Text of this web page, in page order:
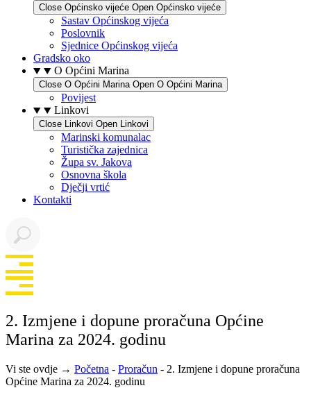
Close Općinsko vijeće Open Općinsko vijeće
Sastav Općinskog vijeća
Poslovnik
Sjednice Općinskog vijeća
Gradsko oko
O Općini Marina
Close O Općini Marina Open O Općini Marina
Povijest
Linkovi
Close Linkovi Open Linkovi
Marinski komunalac
Turistička zajednica
Župa sv. Jakova
Osnovna škola
Dječji vrtić
Kontakti
2. Izmjene i dopune proračuna Općine
Marina za 2024. godinu
Vi ste ovdje → Početna - Proračun - 2. Izmjene i dopune proračuna
Općine Marina za 2024. godinu